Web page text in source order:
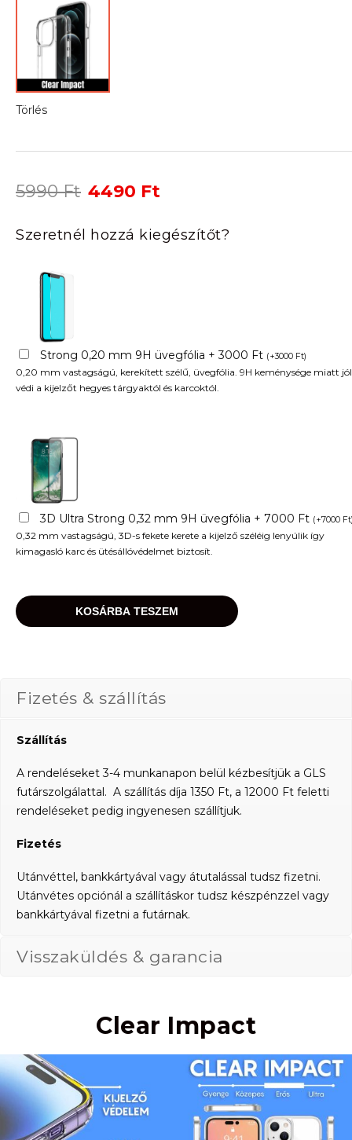
Törlés
5990Ft Original
was:
5990 Ft.
4490 Ft
is:
4490 Ft.
Szeretnél hozzá kiegészítőt?
Strong 0,20 mm 9H üvegfólia + 3000 Ft (+3000 Ft)
0,20 mm vastagságú, kerekített szélű, üvegfólia. 9H keménysége miatt jól
védi a kijelzőt hegyes tárgyaktól és karcoktól.
3D Ultra Strong 0,32 mm 9H üvegfólia + 7000 Ft (+7000 Ft
0,32 mm vastagságú, 3D-s fekete kerete a kijelző széléig lenyúlik így
kimagasló karc és ütésállóvédelmet biztosít.
KOSÁRBA TESZEM
Fizetés & szállítás
Szállítás
A rendeléseket 3-4 munkanapon belül kézbesítjük a GLS
futárszolgálattal. A szállítás díja 1350 Ft, a 12000 Ft feletti
rendeléseket pedig ingyenesen szállítjuk.
Fizetés
Utánvéttel, bankkártyával vagy átutalással tudsz fizetni.
Utánvétes opciónál a szállításkor tudsz készpénzzel vagy
bankkártyával fizetni a futárnak.
Visszaküldés & garancia
Clear Impact